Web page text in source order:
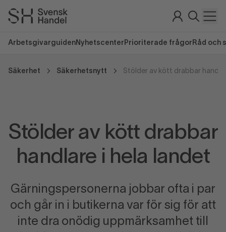
Arbetsgivarguiden Nyhetscenter Prioriterade frågor Råd och
Säkerhet Säkerhetsnytt Stölder av kött drabbar
Stölder av kött drabbar
handlare i hela landet
Gärningspersonerna jobbar ofta i par
och går in i butikerna var för sig för att
inte dra onödig uppmärksamhet till